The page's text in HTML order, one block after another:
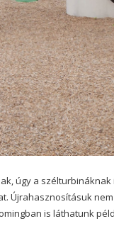
úgy a
Újrahasznosításuk
is láthatunk